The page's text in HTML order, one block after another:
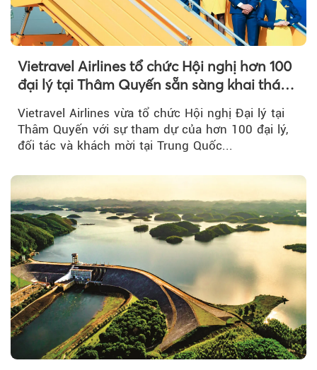
Vietravel Airlines tổ chức Hội nghị hơn 100
đại lý tại Thâm Quyến sẵn sàng khai thác
đường bay thẳng TP.HCM - Thâm Quyến
Vietravel Airlines vừa tổ chức Hội nghị Đại lý tại
Thâm Quyến với sự tham dự của hơn 100 đại lý,
đối tác và khách mời tại Trung Quốc...